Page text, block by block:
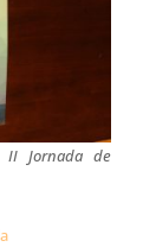
Jornada de